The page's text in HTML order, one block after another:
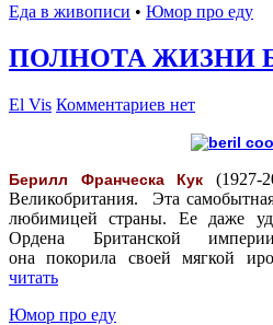
Еда в живописи • Юмор про еду
ПОЛНОТА ЖИЗНИ
El Vis Комментариев нет
Берилл Франческа Кук (1927-
Великобритания. Эта
любимицей страны. Ее даже
Ордена Британской
она покорила своей мягкой
читать
Юмор про еду